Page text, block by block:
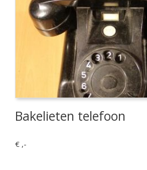
Bakelieten telefoon
€ ,-